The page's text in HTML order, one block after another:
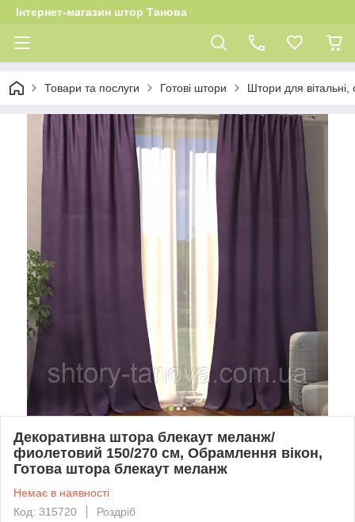
Інтернет-магазин штор Танова
Товари та послуги Готові штори Штори для вітальні,
Декоративна штора блекаут меланж/
фиолетовий 150/270 см, Обрамлення вікон,
Готова штора блекаут меланж
Немає в наявності
Код: 315720
Роздріб